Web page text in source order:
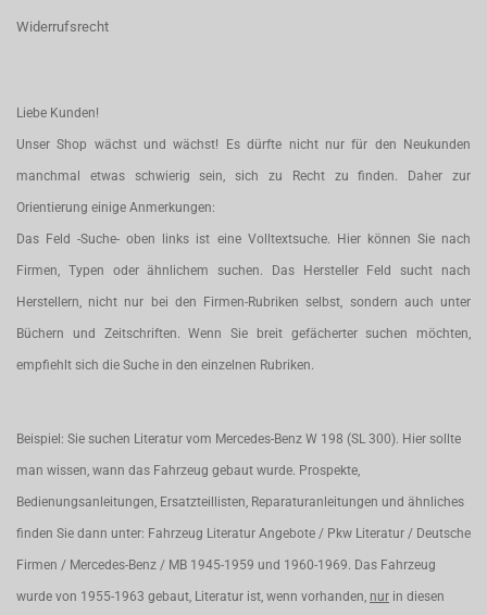
Widerrufsrecht
Liebe Kunden!
Unser Shop wächst und wächst! Es dürfte nicht nur für den Neukunden
manchmal etwas schwierig sein, sich zu Recht zu finden. Daher zur
Orientierung einige Anmerkungen:
Das Feld -Suche- oben links ist eine Volltextsuche. Hier können Sie nach
Firmen, Typen oder ähnlichem suchen. Das Hersteller Feld sucht nach
Herstellern, nicht nur bei den Firmen-Rubriken selbst, sondern auch unter
Büchern und Zeitschriften. Wenn Sie breit gefächerter suchen möchten,
empfiehlt sich die Suche in den einzelnen Rubriken.
Beispiel: Sie suchen Literatur vom Mercedes-Benz W 198 (SL 300). Hier sollte
man wissen, wann das Fahrzeug gebaut wurde. Prospekte,
Bedienungsanleitungen, Ersatzteillisten, Reparaturanleitungen und ähnliches
finden Sie dann unter: Fahrzeug Literatur Angebote / Pkw Literatur / Deutsche
Firmen / Mercedes-Benz / MB 1945-1959 und 1960-1969. Das Fahrzeug
wurde von 1955-1963 gebaut, Literatur ist, wenn vorhanden, nur in diesen